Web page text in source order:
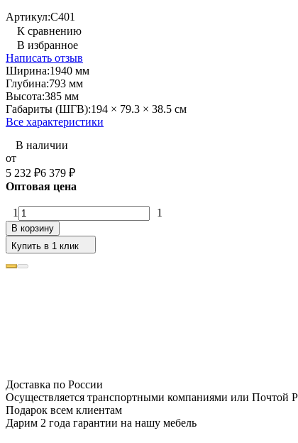
Артикул:С401
К сравнению
В избранное
Написать отзыв
Ширина:1940 мм
Глубина:793 мм
Высота:385 мм
Габариты (ШГВ):194 × 79.3 × 38.5 см
Все характеристики
В наличии
от
5 232 ₽6 379 ₽
Оптовая цена
1 1
В корзину
Купить в 1 клик
Доставка по России
Осуществляется транспортными компаниями или Почтой
Подарок всем клиентам
Дарим 2 года гарантии на нашу мебель